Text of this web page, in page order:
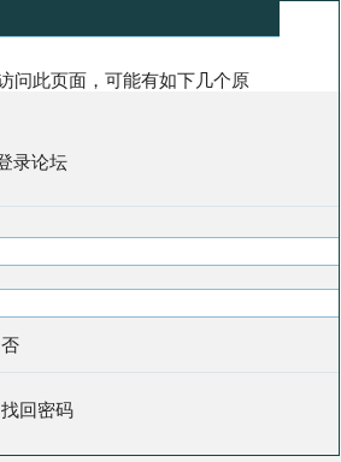
问此页面，可能有如下几个原
录论坛
找回密码